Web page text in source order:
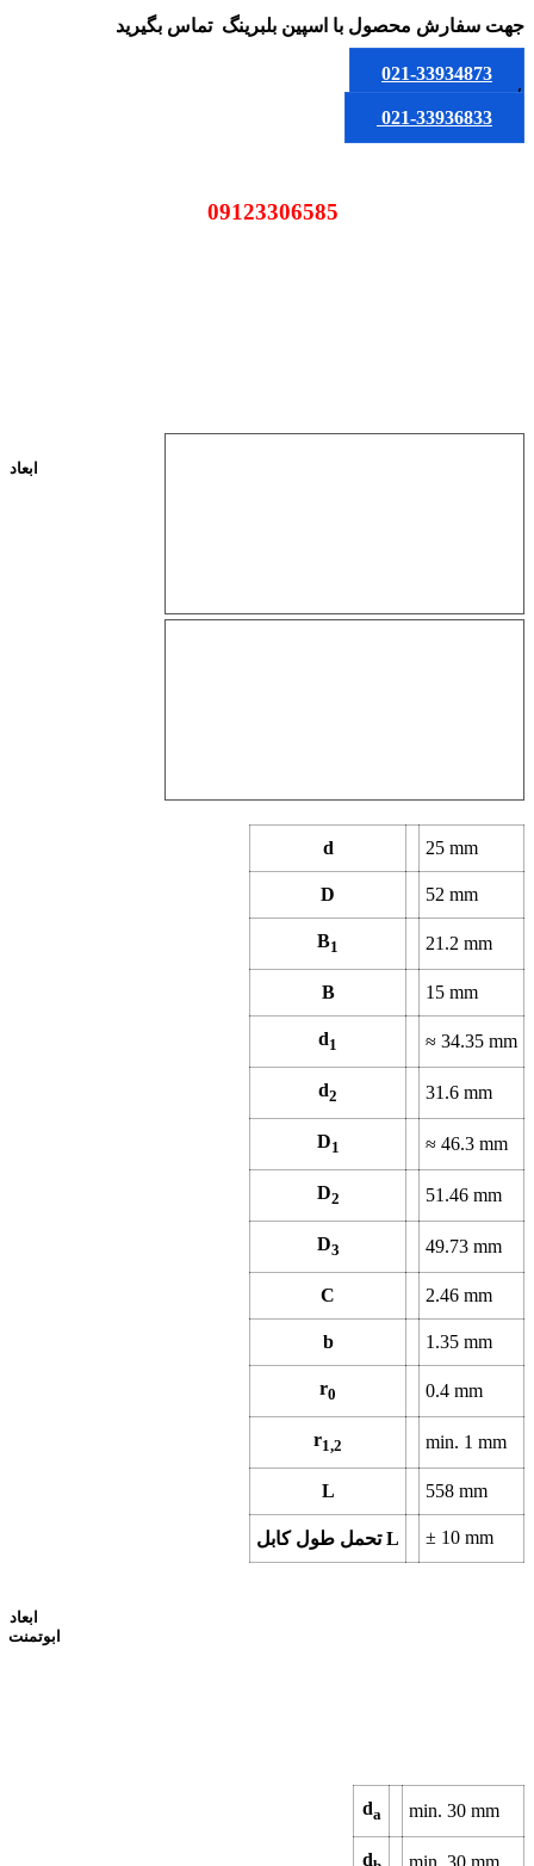
جهت سفارش محصول با اسپین بلبرینگ تماس بگیرید
021-33934873
یا
021-33936833
ابعاد
d 25 mm
D 52 mm
B1 21.2 mm
B 15 mm
d1 ≈ 34.35 mm
d2 31.6 mm
D1 ≈ 46.3 mm
D2 51.46 mm
D3 49.73 mm
C 2.46 mm
b 1.35 mm
r0 0.4 mm
r1,2 min. 1 mm
L 558 mm
تحمل طول کابل L ± 10 mm
ابعاد
ابوتمنت
da min. 30 mm
d min. 30 mm